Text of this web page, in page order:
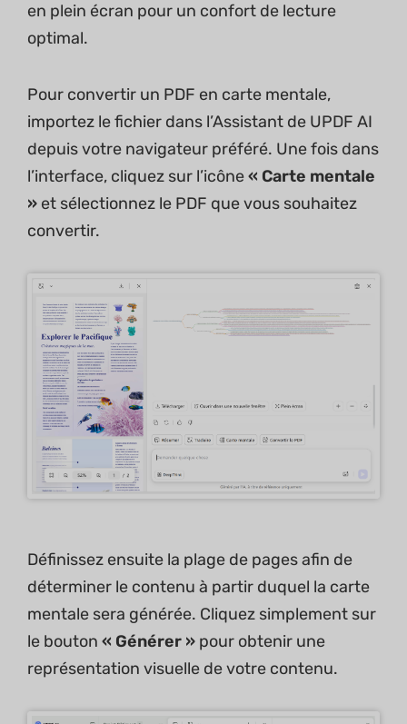
en plein écran pour un confort de lecture
optimal.
Pour convertir un PDF en carte mentale,
importez le fichier dans l’Assistant de UPDF AI
depuis votre navigateur préféré. Une fois dans
l’interface, cliquez sur l’icône« Carte mentale
» et sélectionnez le PDF que vous souhaitez
convertir.
Définissez ensuite la plage de pages afin de
déterminer le contenu à partir duquel la carte
mentale sera générée. Cliquez simplement sur
le bouton « Générer » pour obtenir une
représentation visuelle de votre contenu.